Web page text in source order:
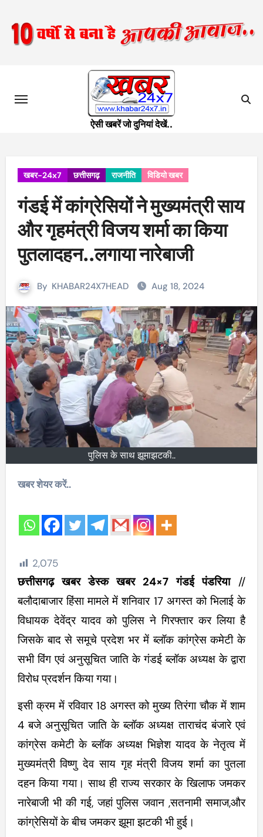
content
ऐसी खबरें जो दुनियां देखें..
खबर-24x7 छत्तीसगढ़ राजनीति विडियो खबर
गंडई में कांग्रेसियों ने मुख्यमंत्री साय
और गृहमंत्री विजय शर्मा का किया
पुतलादहन..लगाया नारेबाजी
By KHABAR24X7HEAD Aug 18, 2024
पुलिस के साथ झूमाझटकी..
खबर शेयर करें..
2,075
छत्तीसगढ़ खबर डेस्क खबर 24×7 गंडई पंडरिया//
बलौदाबाजार हिंसा मामले में शनिवार 17 अगस्त को भिलाई के
विधायक देवेंद्र यादव को पुलिस ने गिरफ्तार कर लिया है
जिसके बाद से समूचे प्रदेश भर में ब्लॉक कांग्रेस कमेटी के
सभी विंग एवं अनुसूचित जाति के गंडई ब्लॉक अध्यक्ष के द्वारा
विरोध प्रदर्शन किया गया।
इसी क्रम में रविवार 18 अगस्त को मुख्य तिरंगा चौक में शाम
4 बजे अनुसूचित जाति के ब्लॉक अध्यक्ष ताराचंद बंजारे एवं
कांग्रेस कमेटी के ब्लॉक अध्यक्ष भिज्ञेश यादव के नेतृत्व में
मुख्यमंत्री विष्णु देव साय गृह मंत्री विजय शर्मा का पुतला
दहन किया गया। साथ ही राज्य सरकार के खिलाफ जमकर
नारेबाजी भी की गई, जहां पुलिस जवान ,सतनामी समाज,और
कांग्रेसियों के बीच जमकर झूमा झटकी भी हुई।